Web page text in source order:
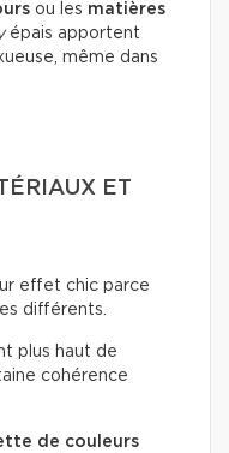
ou les matières
épais apportent
même dans
ET
effet chic parce
différents.
plus haut de
cohérence
de couleurs